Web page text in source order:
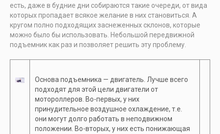
есть, даже в будние дни собираются такие очереди, от вида
которых пропадает всякое желание в них становиться. А
кругом полно подходящих заснеженных склонов, которые
можно было бы использовать. Небольшой передвижной
подъемник как раз и позволяет решить эту проблему.
Основа подъемника — двигатель. Лучше всего
подходят для этой цели двигатели от
мотороллеров. Во-первых, у них
принудительное воздушное охлаждение, т.е.
они могут долго работать в неподвижном
положении. Во-вторых, у них есть понижающая